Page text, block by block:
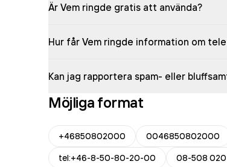
Är Vem ringde gratis att använda?
Hur får Vem ringde information om
Kan jag rapportera spam- eller
Möjliga format
+46850802000 0046850802000
tel:+46-8-50-80-20-00
08-508